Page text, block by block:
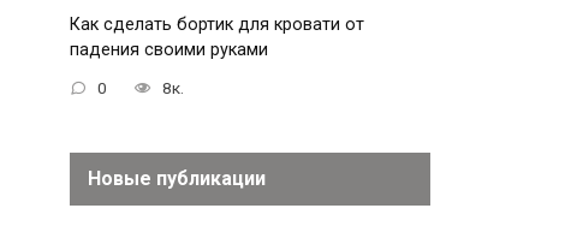
Как сделать бортик для кровати от
падения своими руками
0 8к.
Новые публикации